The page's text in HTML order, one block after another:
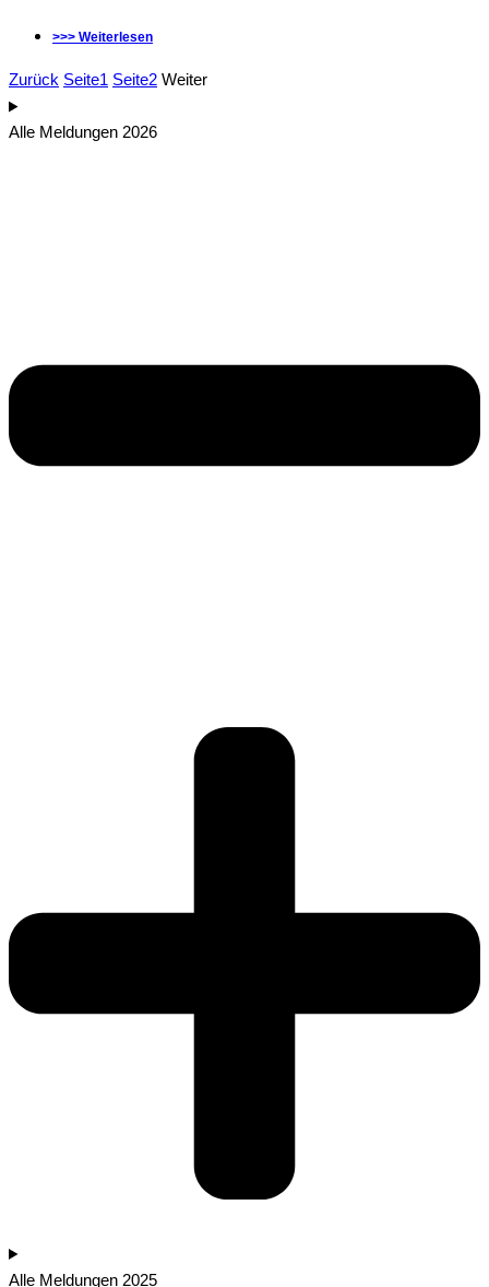
>>> Weiterlesen
Zurück Seite1 Seite2 Weiter
Alle Meldungen 2026
Alle Meldungen 2025